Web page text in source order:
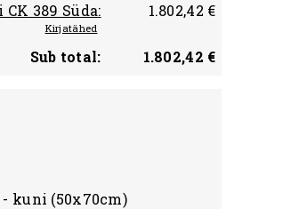
389 Süda:
Kirjatähed
1.802,42 €
Sub total: 1.802,42 €
kuni (50x70cm)